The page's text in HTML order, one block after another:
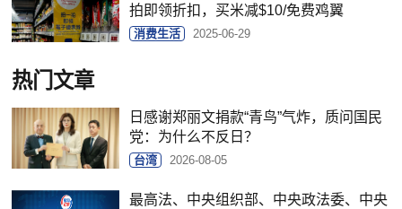
拍即领折扣，买米减$10/免费鸡翼
消费生活 2025-06-29
热门文章
日感谢郑丽文捐款“青鸟”气炸，质问国民
党：为什么不反日？
台湾 2026-08-05
最高法、中央组织部、中央政法委、中央